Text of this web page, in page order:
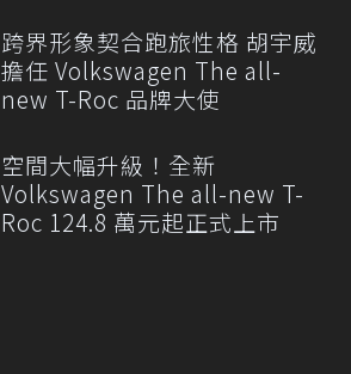
跨界形象契合跑旅性格 胡宇威
擔任 Volkswagen The all-
new T-Roc 品牌大使
空間大幅升級！全新
Volkswagen The all-new T-
Roc 124.8 萬元起正式上市